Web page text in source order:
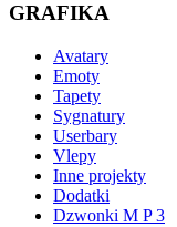
GRAFIKA
Avatary
Emoty
Tapety
Sygnatury
Userbary
Vlepy
Inne projekty
Dodatki
Dzwonki M P 3